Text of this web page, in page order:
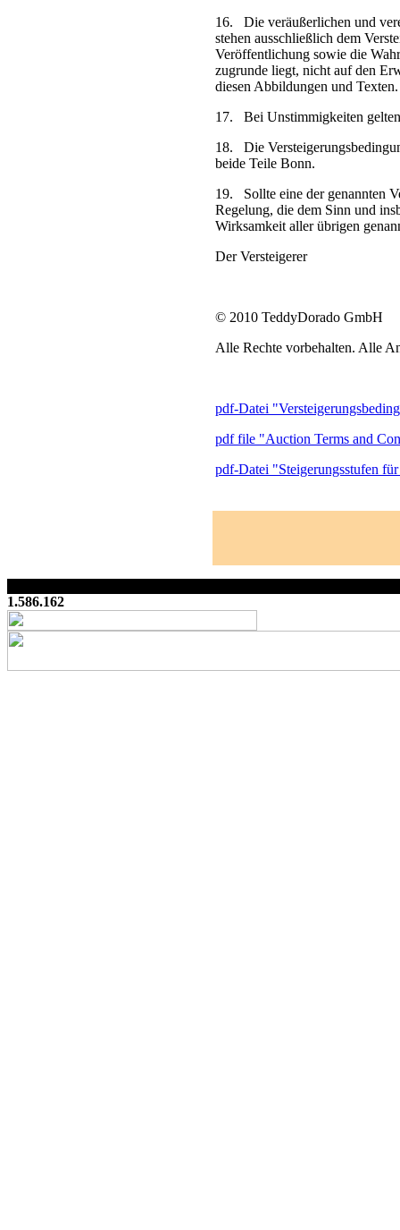
16. Die veräußerlichen und
stehen ausschließlich dem
Ver­öffentlichung sowie die
zugrunde liegt, nicht auf den
diesen Abbildungen und Texten.
17. Bei Unstimmigkeiten gelten
18. Die
beide Teile Bonn.
19. Sollte eine der genannten
Regelung, die dem Sinn und
Wirksamkeit aller übrigen
Der Versteigerer
© 2010 TeddyDorado GmbH
Alle Rechte vorbehalten. Alle
pdf-Datei
pdf file "Auction Terms and
pdf-Datei "Steigerungsstufen
1.586.162